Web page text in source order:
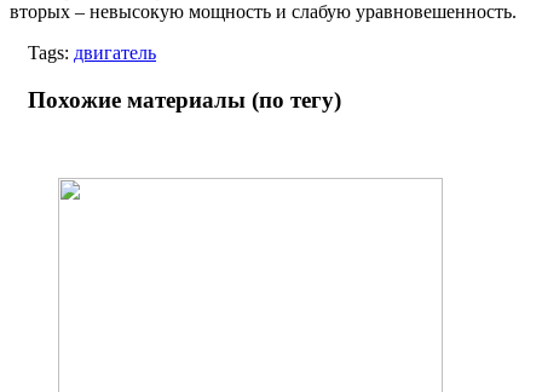
вторых – невысокую мощность и слабую уравновешенность.
Tags: двигатель
Похожие материалы (по тегу)